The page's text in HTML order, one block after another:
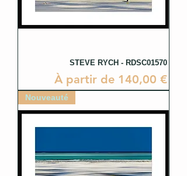
STEVE RYCH - RDSC01570
À partir de 140,00 €
Prix promotionnel
Nouveauté